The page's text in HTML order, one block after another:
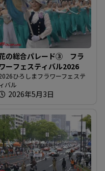
の総合パレード③ フラ
ワーフェスティバル2026
ひろしまフラワーフェステ
ィバル
2026年5月3日